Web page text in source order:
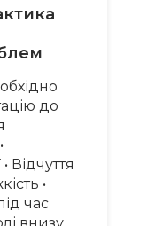
до
Відчуття
•
час